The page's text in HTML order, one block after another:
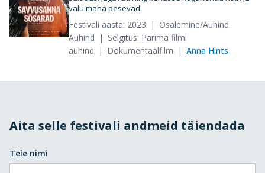
valu maha pesevad.
Festivali aasta: 2023
Osalemine/Auhind:
Auhind
Selgitus: Parima filmi
auhind
Dokumentaalfilm Anna Hints
Aita selle festivali andmeid täiendada
Teie nimi